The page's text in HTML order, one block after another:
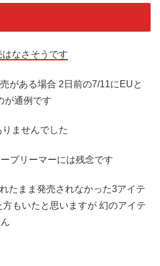
なさそうです
がある場合 2日前の7/11にEUと
が通例です
ませんでした
プリーマーには残念です
たまま発売されなかった3アイテ
方もいたと思いますが 幻のアイテ